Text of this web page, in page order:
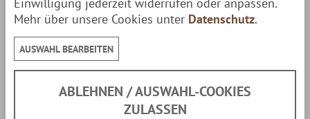
Flammlachsbrett Doppelset
Geschenkbox FLAME
Limitierte Edition in Geschenkbox
109,00 €
Mehr über unsere Cookies unter Datenschutz.
AUSWAHL BEARBEITEN
ABLEHNEN / AUSWAHL-COOKIES
ZULASSEN